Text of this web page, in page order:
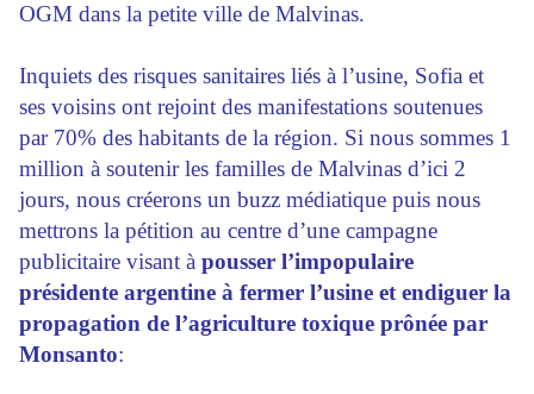
OGM dans la petite ville de Malvinas.
Inquiets des risques sanitaires liés à l’usine, Sofia et
ses voisins ont rejoint des manifestations soutenues
par 70% des habitants de la région. Si nous sommes 1
million à soutenir les familles de Malvinas d’ici 2
jours, nous créerons un buzz médiatique puis nous
mettrons la pétition au centre d’une campagne
publicitaire visant à pousser l’impopulaire
présidente argentine à fermer l’usine et endiguer la
propagation de l’agriculture toxique prônée par
Monsanto: